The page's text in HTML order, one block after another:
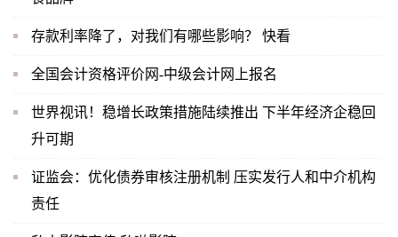
存款利率降了，对我们有哪些影响？ 快看
全国会计资格评价网-中级会计网上报名
世界视讯！稳增长政策措施陆续推出 下半年经济企稳回
升可期
证监会：优化债券审核注册机制 压实发行人和中介机构
责任